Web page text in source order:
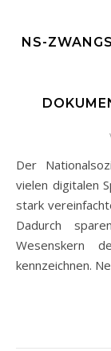
NS-
Der Nationalsozialismus und seine Verbrechen sind in
vielen digitalen
stark
Dadurch
Wesenskern
kennzeichnen.